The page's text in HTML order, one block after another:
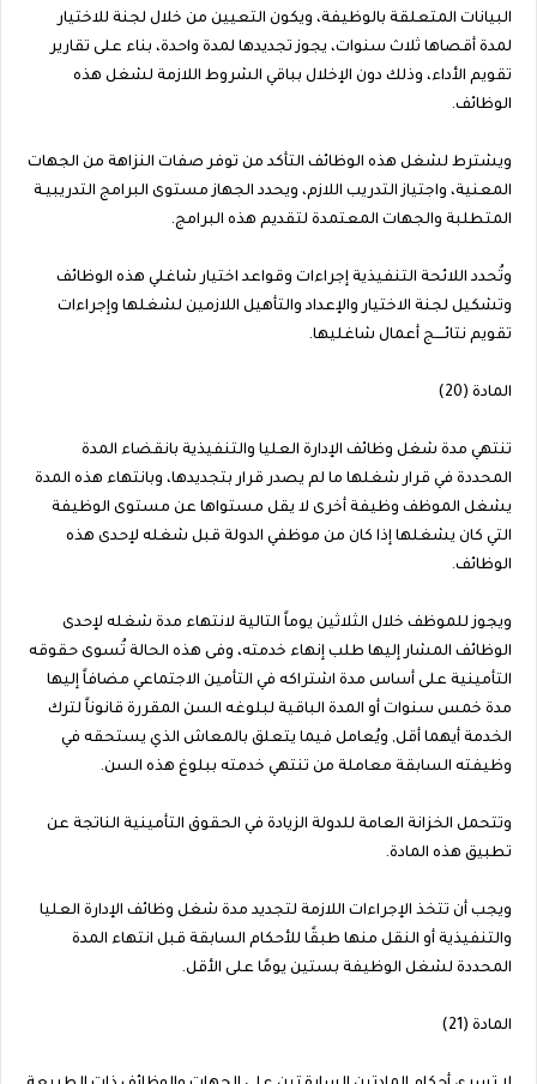
البيانات المتعلقة بالوظيفة، ويكون التعيين من خلال لجنة للاختيار
لمدة أقصاها ثلاث سنوات، يجوز تجديدها لمدة واحدة، بناء على تقارير
تقويم الأداء، وذلك دون الإخلال بباقي الشروط اللازمة لشغل هذه
الوظائف.
ويشترط لشغل هذه الوظائف التأكد من توفر صفات النزاهة من الجهات
المعنية، واجتياز التدريب اللازم، ويحدد الجهاز مستوى البرامج التدريبيـة
المتطلبة والجهات المعتمدة لتقديم هذه البرامج.
وتُحدد اللائحة التنفيذية إجراءات وقواعد اختيار شاغلي هذه الوظائف
وتشكيل لجنة الاختيار والإعداد والتأهيل اللازمين لشغلها وإجراءات
تقويم نتائــــج أعمال شاغليها.
المادة (20)
تنتهي مدة شغل وظائف الإدارة العليا والتنفيذية بانقضاء المدة
المحددة في قرار شغلها ما لم يصدر قرار بتجديدها، وبانتهاء هذه المدة
يشغل الموظف وظيفة أخرى لا يقل مستواها عن مستوى الوظيفة
التي كان يشغلها إذا كان من موظفي الدولة قبل شغله لإحدى هذه
الوظائف.
ويجوز للموظف خلال الثلاثين يوماً التالية لانتهاء مدة شغله لإحدى
الوظائف المشار إليها طلب إنهاء خدمته، وفى هذه الحالة تُسوى حقوقه
التأمينية على أساس مدة اشتراكه في التأمين الاجتماعي مضافاً إليها
مدة خمس سنوات أو المدة الباقية لبلوغه السن المقررة قانوناً لترك
الخدمة أيهما أقل, ويُعامل فيما يتعلق بالمعاش الذي يستحقه في
وظيفته السابقة معاملة من تنتهي خدمته ببلوغ هذه السن.
وتتحمل الخزانة العامة للدولة الزيادة في الحقوق التأمينية الناتجة عن
تطبيق هذه المادة.
ويجب أن تتخذ الإجراءات اللازمة لتجديد مدة شغل وظائف الإدارة العليا
والتنفيذية أو النقل منها طبقًا للأحكام السابقة قبل انتهاء المدة
المحددة لشغل الوظيفة بستين يومًا على الأقل.
المادة (21)